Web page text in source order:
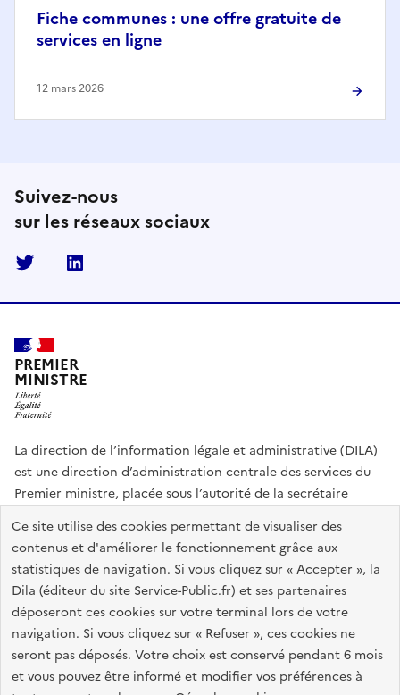
Ce site utilise des cookies permettant de visualiser des
contenus et d'améliorer le fonctionnement grâce aux
statistiques de navigation. Si vous cliquez sur « Accepter », la
Dila (éditeur du site Service-Public.fr) et ses partenaires
déposeront ces cookies sur votre terminal lors de votre
navigation. Si vous cliquez sur « Refuser », ces cookies ne
seront pas déposés. Votre choix est conservé pendant 6 mois
et vous pouvez être informé et modifier vos préférences à
Fiche communes : une offre gratuite de
services en ligne
12 mars 2026
Suivez-nous
sur les réseaux sociaux
Twitter
PREMIER
MINISTRE
La direction de l’information légale et administrative (DILA)
est une direction d’administration centrale des services du
Premier ministre, placée sous l’autorité de la secrétaire
info.gouv.fr
assemblee-nationale.fr
sénat.fr
Répertoire des informations publiques
Plan du site
Accessibilité du site : partiellement conforme
Accessibilité des sites de la DILA
Mentions légales
Recrutement